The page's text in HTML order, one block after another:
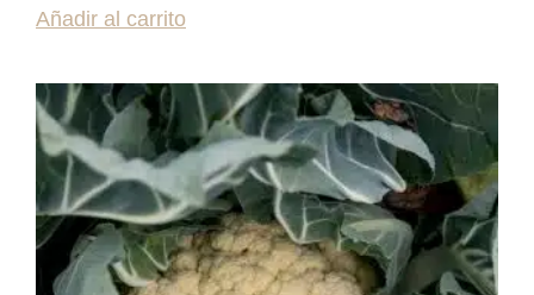
Añadir al carrito